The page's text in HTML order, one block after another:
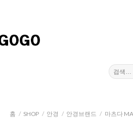
검
색:
홈 / SHOP / 안경 / 안경브랜드 / 마츠다